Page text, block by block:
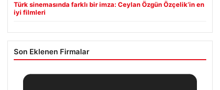
Türk sinemasında farklı bir imza: Ceylan Özgün Özçelik’in en
iyi filmleri
Son Eklenen Firmalar